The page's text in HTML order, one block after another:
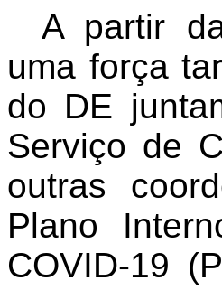
A partir
uma força
do DE
Serviço de
outras
Plano
COVID-19